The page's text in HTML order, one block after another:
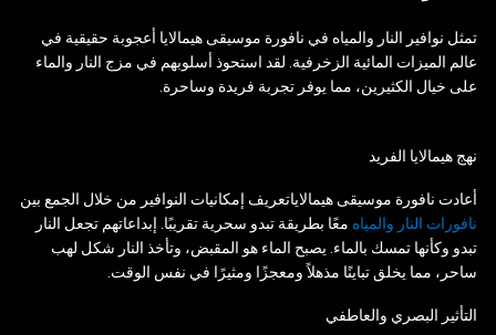
تمثل نوافير النار والمياه في نافورة موسيقى هيمالايا أعجوبة حقيقية في
عالم الميزات المائية الزخرفية. لقد استحوذ أسلوبهم في مزج النار والماء
على خيال الكثيرين، مما يوفر تجربة فريدة وساحرة.
نهج هيمالايا الفريد
أعادت نافورة موسيقى هيمالاياتعريف إمكانيات النوافير من خلال الجمع بين
نافورات النار والمياه معًا بطريقة تبدو سحرية تقريبًا. إبداعاتهم تجعل النار
تبدو وكأنها تمسك بالماء. يصبح الماء هو المقبض، وتأخذ النار شكل لهب
ساحر، مما يخلق تباينًا مذهلاً ومعجزًا ومثيرًا في نفس الوقت.
التأثير البصري والعاطفي